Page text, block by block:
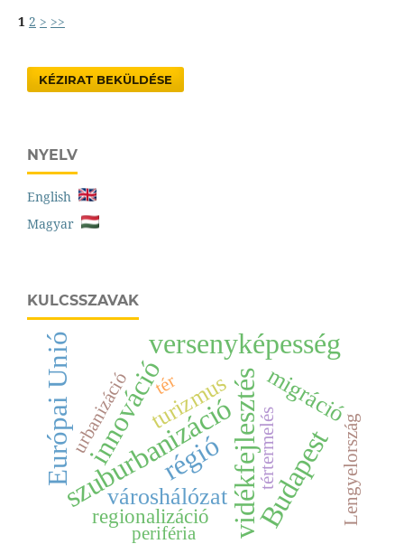
1 2 > >>
KÉZIRAT BEKÜLDÉSE
NYELV
English
Magyar
KULCSSZAVAK
vidékfejlesztés
versenyképesség
Budapest
szuburbanizáció
innováció
Európai Unió régió
városhálózat
migráció
turizmus
regionalizáció
urbanizáció tér
tértermelés
periféria
Lengyelország